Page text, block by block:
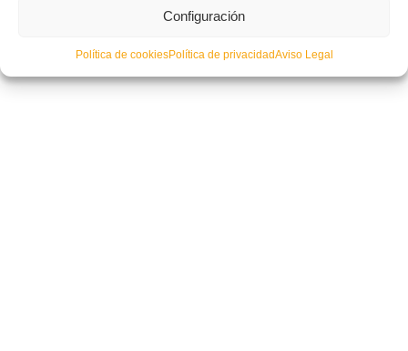
Configuración
Política de cookiesPolítica de privacidadAviso Legal